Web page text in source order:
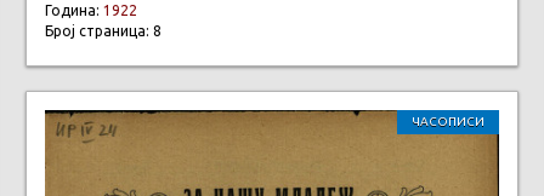
Година: 1922
Број страница: 8
ЧАСОПИСИ